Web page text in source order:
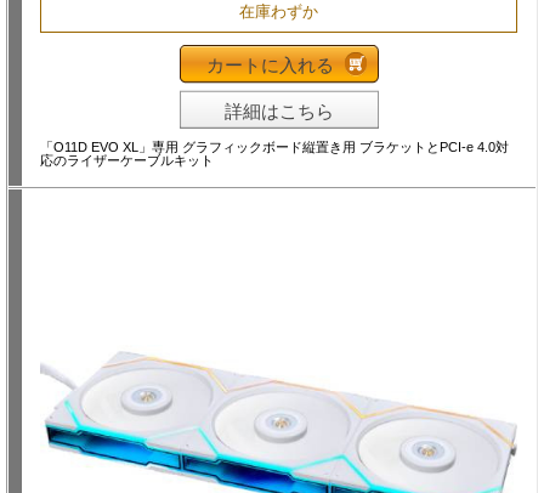
在庫わずか
カートに入れる
詳細はこちら
「O11D EVO XL」専用 グラフィックボード縦置き用 ブラケットとPCI-e 4.0対
応のライザーケーブルキット